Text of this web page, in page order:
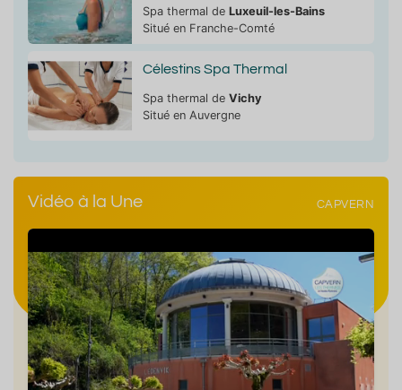
Spa thermal de Luxeuil-les-Bains
Situé en Franche-Comté
Célestins Spa Thermal
Spa thermal de Vichy
Situé en Auvergne
Vidéo à la Une CAPVERN